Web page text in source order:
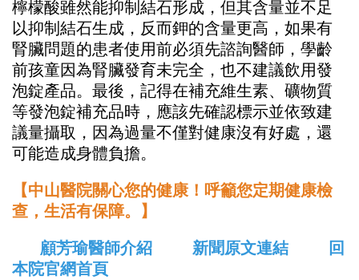
檸檬酸雖然能抑制結石形成，但其含量並不足
以抑制結石生成，反而鉀的含量更高，如果有
腎臟問題的患者使用前必須先諮詢醫師，學齡
前孩童因為腎臟發育未完全，也不建議飲用發
泡錠產品。最後，記得在補充維生素、礦物質
等發泡錠補充品時，應該先確認標示並依致建
議量攝取，因為過量不僅對健康沒有好處，還
可能造成身體負擔。
【中山醫院關心您的健康！呼籲您定期健康檢
查，生活有保障。】
顧芳瑜醫師介紹
新聞原文連結
回
本院官網首頁